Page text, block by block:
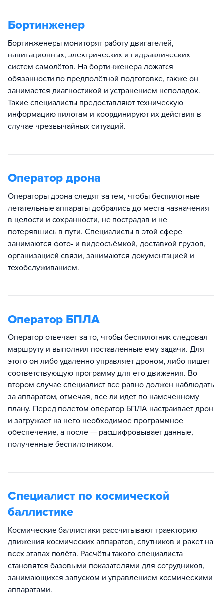
Бортинженер
Бортинженеры мониторят работу двигателей,
навигационных, электрических и гидравлических
систем самолётов. На бортинженера ложатся
обязанности по предполётной подготовке, также он
занимается диагностикой и устранением неполадок.
Такие специалисты предоставляют техническую
информацию пилотам и координируют их действия в
случае чрезвычайных ситуаций.
Оператор дрона
Операторы дрона следят за тем, чтобы беспилотные
летательные аппараты добрались до места назначения
в целости и сохранности, не пострадав и не
потерявшись в пути. Специалисты в этой сфере
занимаются фото- и видеосъёмкой, доставкой грузов,
организацией связи, занимаются документацией и
техобслуживанием.
Оператор БПЛА
Оператор отвечает за то, чтобы беспилотник следовал
маршруту и выполнил поставленные ему задачи. Для
этого он либо удаленно управляет дроном, либо пишет
соответствующую программу для его движения. Во
втором случае специалист все равно должен наблюдать
за аппаратом, отмечая, все ли идет по намеченному
плану. Перед полетом оператор БПЛА настраивает дрон
и загружает на него необходимое программное
обеспечение, а после — расшифровывает данные,
полученные беспилотником.
Специалист по космической
баллистике
Космические баллистики рассчитывают траекторию
движения космических аппаратов, спутников и ракет на
всех этапах полёта. Расчёты такого специалиста
становятся базовыми показателями для сотрудников,
занимающихся запуском и управлением космическими
аппаратами.